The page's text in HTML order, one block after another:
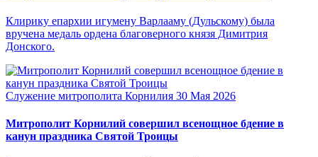
Клирику епархии игумену Варлааму (Дульскому) была
вручена медаль ордена благоверного князя Димитрия
Донского.
Служение митрополита Корнилия 30 Мая 2026
Митрополит Корнилий совершил всенощное бдение в
канун праздника Святой Троицы